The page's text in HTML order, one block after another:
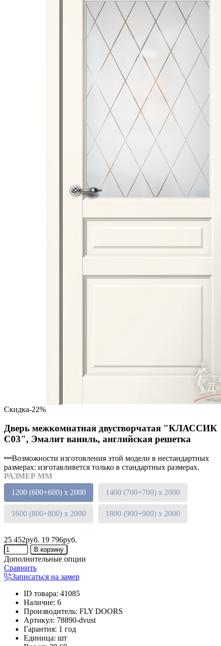
Скидка-22%
Дверь межкомнатная двустворчатая "КЛАССИК
C03", Эмалит ваниль, английская решетка
Возможности изготовления этой модели в нестандартных
размерах: изготавливется только в стандартных размерах.
РАЗМЕР ММ
1200 (600+600) х 2000
1400 (700+700) х 2000
1600 (800+800) х 2000 1800 (900+900) х 2000
25 452руб. 19 796руб.
Дополнительные опции
Сравнить
Записаться на замер
ID товара: 41085
Наличие: 6
Производитель: FLY DOORS
Артикул: 78890-dvust
Гарантия: 1 год
Единица: шт